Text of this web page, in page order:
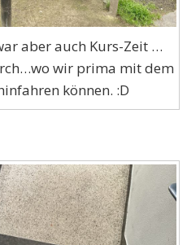
aber auch Kurs-Zeit …
wir prima mit dem
können. :D